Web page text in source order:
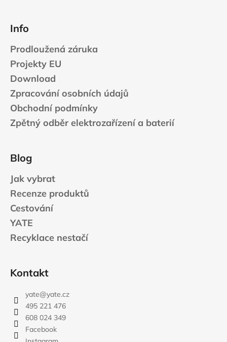
Info
Prodloužená záruka
Projekty EU
Download
Zpracování osobních údajů
Obchodní podmínky
Zpětný odběr elektrozařízení a baterií
Blog
Jak vybrat
Recenze produktů
Cestování
YATE
Recyklace nestačí
Kontakt
yate@yate.cz
495 221 476
608 024 349
Facebook